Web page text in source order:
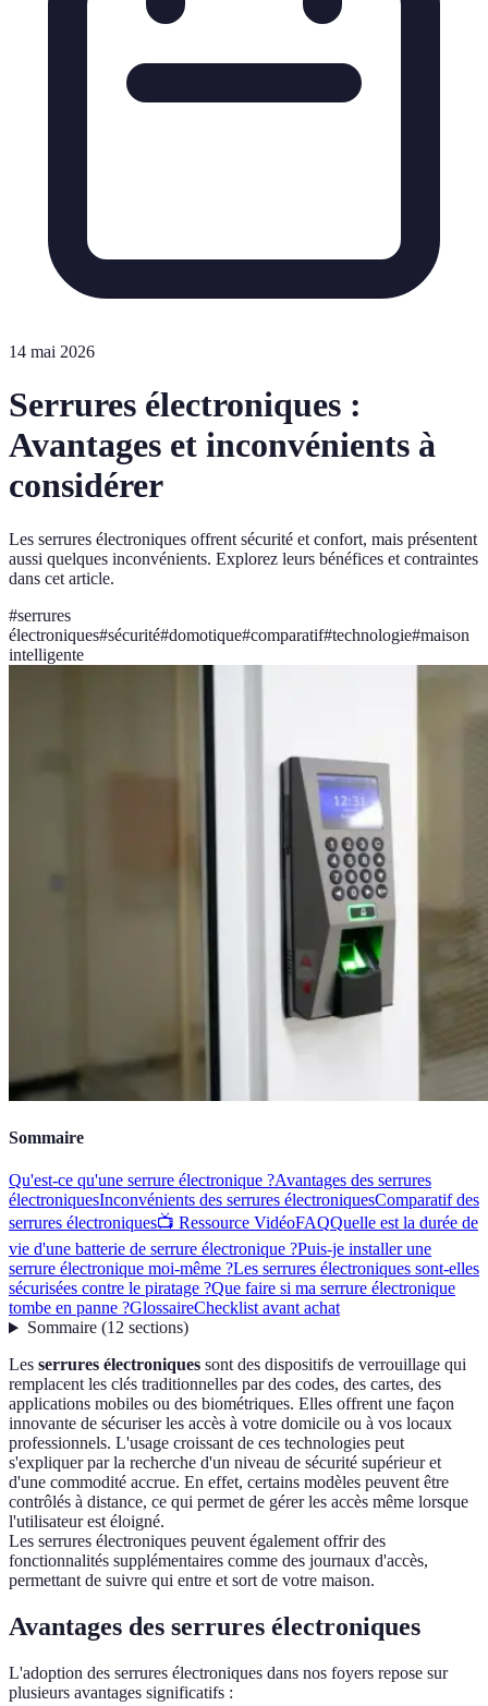
14 mai 2026
Serrures électroniques :
Avantages et inconvénients à
considérer
Les serrures électroniques offrent sécurité et confort, mais présentent
aussi quelques inconvénients. Explorez leurs bénéfices et contraintes
dans cet article.
#serrures
électroniques#sécurité#domotique#comparatif#technologie#maison
intelligente
Sommaire
Qu'est-ce qu'une serrure électronique ?Avantages des serrures
électroniquesInconvénients des serrures électroniquesComparatif des
serrures électroniques📺 Ressource VidéoFAQQuelle est la durée de
vie d'une batterie de serrure électronique ?Puis-je installer une
serrure électronique moi-même ?Les serrures électroniques sont-elles
sécurisées contre le piratage ?Que faire si ma serrure électronique
tombe en panne ?GlossaireChecklist avant achat
Sommaire(12 sections)
Les serrures électroniques sont des dispositifs de verrouillage qui
remplacent les clés traditionnelles par des codes, des cartes, des
applications mobiles ou des biométriques. Elles offrent une façon
innovante de sécuriser les accès à votre domicile ou à vos locaux
professionnels. L'usage croissant de ces technologies peut
s'expliquer par la recherche d'un niveau de sécurité supérieur et
d'une commodité accrue. En effet, certains modèles peuvent être
contrôlés à distance, ce qui permet de gérer les accès même lorsque
l'utilisateur est éloigné.
Les serrures électroniques peuvent également offrir des
fonctionnalités supplémentaires comme des journaux d'accès,
permettant de suivre qui entre et sort de votre maison.
Avantages des serrures électroniques
L'adoption des serrures électroniques dans nos foyers repose sur
plusieurs avantages significatifs :